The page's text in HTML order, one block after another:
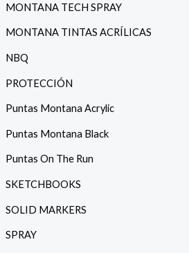
MONTANA TECH SPRAY
MONTANA TINTAS ACRÍLICAS
NBQ
PROTECCIÓN
Puntas Montana Acrylic
Puntas Montana Black
Puntas On The Run
SKETCHBOOKS
SOLID MARKERS
SPRAY